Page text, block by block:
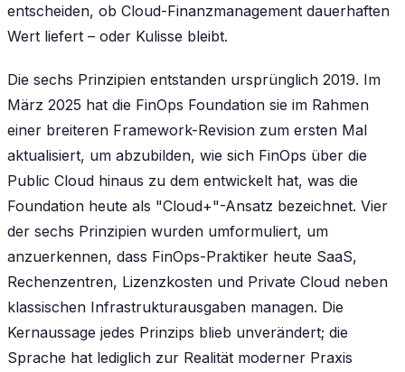
entscheiden, ob Cloud-Finanzmanagement dauerhaften
Wert liefert – oder Kulisse bleibt.
Die sechs Prinzipien entstanden ursprünglich 2019. Im
März 2025 hat die FinOps Foundation sie im Rahmen
einer breiteren Framework-Revision zum ersten Mal
aktualisiert, um abzubilden, wie sich FinOps über die
Public Cloud hinaus zu dem entwickelt hat, was die
Foundation heute als "Cloud+"-Ansatz bezeichnet. Vier
der sechs Prinzipien wurden umformuliert, um
anzuerkennen, dass FinOps-Praktiker heute SaaS,
Rechenzentren, Lizenzkosten und Private Cloud neben
klassischen Infrastrukturausgaben managen. Die
Kernaussage jedes Prinzips blieb unverändert; die
Sprache hat lediglich zur Realität moderner Praxis